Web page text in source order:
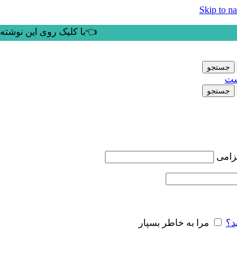
Skip to
👈با کلیک روی این
جستجو
جستجو
مرا به خاطر بسپار